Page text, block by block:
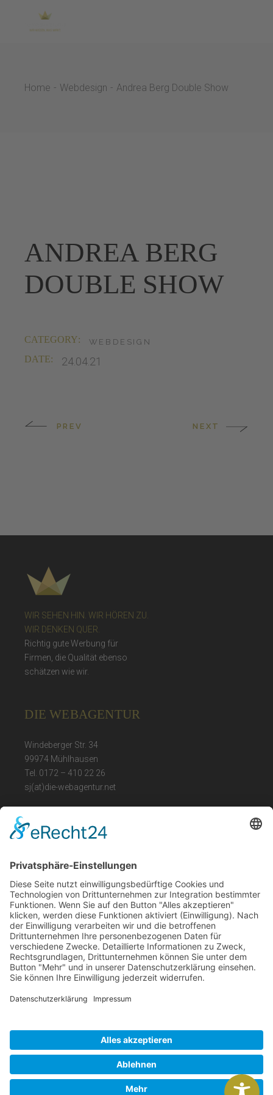
Home Webdesign Andrea Berg Double Show
ANDREA BERG
DOUBLE SHOW
CATEGORY: WEBDESIGN
DATE: 24.04.21
PREV NEXT
WIR SEHEN HIN. WIR HÖREN ZU.
WIR DENKEN QUER.
Richtig gute Werbung für
Firmen, die Qualität ebenso
schätzen wie wir.
DIE WEBAGENTUR
Windeberger Str. 34
99974 Mühlhausen
Tel. 0172 – 410 22 26
sj(at)die-webagentur.net
LEGAL
Impressum
Datenschutz
Barrierefreiheit
ÖFFNUNGSZEITEN
Mo. Fr. : 09.00 – 16.00 Uhr
© All rights reserved 2000 – 2026